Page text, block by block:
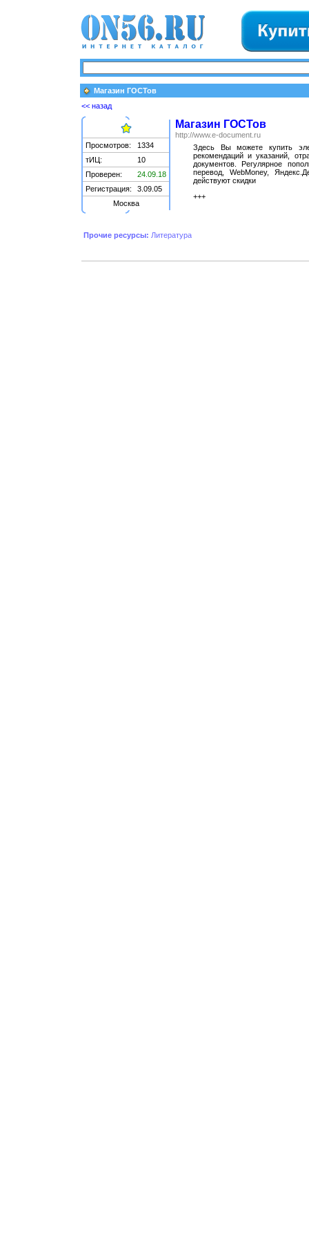
Магазин ГОСТов
<< назад
Просмотров:
1334
тИЦ:
10
Проверен:
24.09.18
Регистрация:
3.09.05
Москва
Магазин ГОСТов
http://www.e-document.ru
Здесь Вы можете купить
рекомендаций и указаний,
документов. Регулярное
перевод, WebMoney,
действуют скидки
+++
Прочие ресурсы: Литература